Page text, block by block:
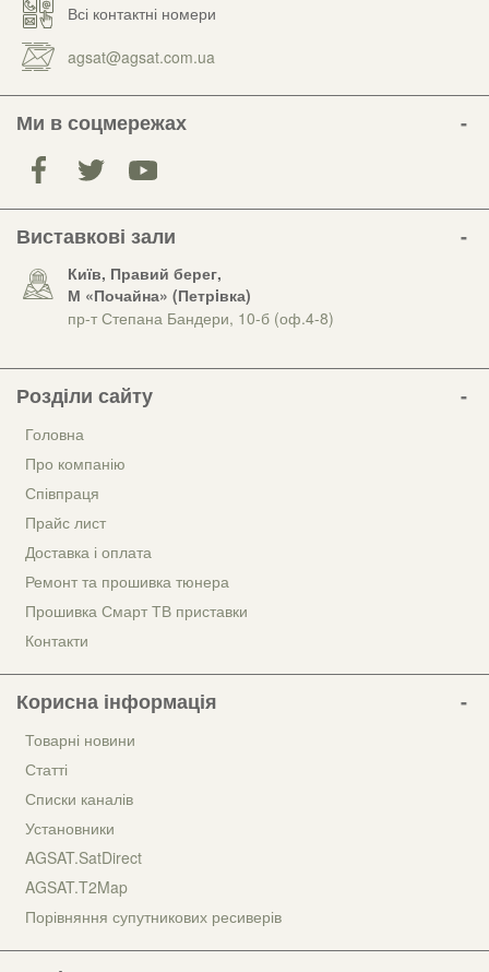
Всі контактні номери
agsat@agsat.com.ua
Ми в соцмережах
Виставкові зали
Київ, Правий берег,
М «Почайна» (Петрiвка)
пр-т Степана Бандери, 10-б (оф.4-8)
Розділи сайту
Головна
Про компанію
Співпраця
Прайс лист
Доставка і оплата
Ремонт та прошивка тюнера
Прошивка Смарт ТВ приставки
Контакти
Корисна інформація
Товарні новини
Статті
Списки каналів
Установники
AGSAT.SatDirect
AGSAT.T2Map
Порівняння супутникових ресиверів